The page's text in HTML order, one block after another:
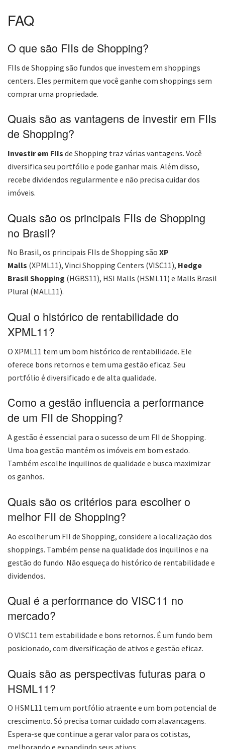
FAQ
O que são FIIs de Shopping?
FIIs de Shopping são fundos que investem em shoppings
centers. Eles permitem que você ganhe com shoppings sem
comprar uma propriedade.
Quais são as vantagens de investir em FIIs
de Shopping?
Investir em FIIs de Shopping traz várias vantagens. Você
diversifica seu portfólio e pode ganhar mais. Além disso,
recebe dividendos regularmente e não precisa cuidar dos
imóveis.
Quais são os principais FIIs de Shopping
no Brasil?
No Brasil, os principais FIIs de Shopping são XP
Malls (XPML11), Vinci Shopping Centers (VISC11), Hedge
Brasil Shopping (HGBS11), HSI Malls (HSML11) e Malls Brasil
Plural (MALL11).
Qual o histórico de rentabilidade do
XPML11?
O XPML11 tem um bom histórico de rentabilidade. Ele
oferece bons retornos e tem uma gestão eficaz. Seu
portfólio é diversificado e de alta qualidade.
Como a gestão influencia a performance
de um FII de Shopping?
A gestão é essencial para o sucesso de um FII de Shopping.
Uma boa gestão mantém os imóveis em bom estado.
Também escolhe inquilinos de qualidade e busca maximizar
os ganhos.
Quais são os critérios para escolher o
melhor FII de Shopping?
Ao escolher um FII de Shopping, considere a localização dos
shoppings. Também pense na qualidade dos inquilinos e na
gestão do fundo. Não esqueça do histórico de rentabilidade e
dividendos.
Qual é a performance do VISC11 no
mercado?
O VISC11 tem estabilidade e bons retornos. É um fundo bem
posicionado, com diversificação de ativos e gestão eficaz.
Quais são as perspectivas futuras para o
HSML11?
O HSML11 tem um portfólio atraente e um bom potencial de
crescimento. Só precisa tomar cuidado com alavancagens.
Espera-se que continue a gerar valor para os cotistas,